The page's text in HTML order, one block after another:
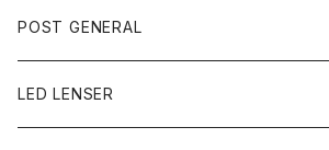
POST GENERAL
LED LENSER